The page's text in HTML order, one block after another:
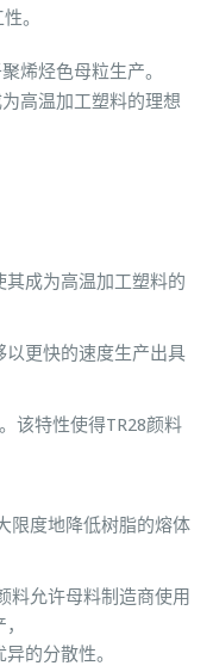
。
烯烃色母粒生产。
高温加工塑料的理想
成为高温加工塑料的
以更快的速度生产出具
该特性使得TR28颜料
限度地降低树脂的熔体
料允许母料制造商使用
的分散性。